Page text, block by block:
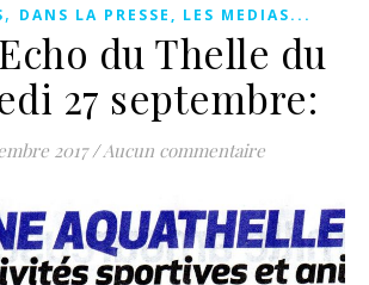
, DANS LA PRESSE, LES MEDIAS...
du Thelle du
27 septembre:
2017 /Aucun commentaire